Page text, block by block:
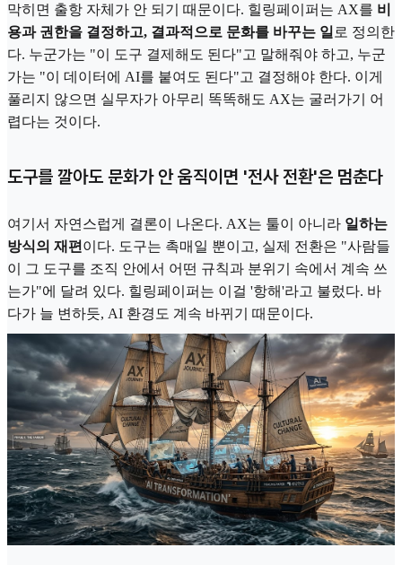
막히면 출항 자체가 안 되기 때문이다. 힐링페이퍼는 AX를 비
용과 권한을 결정하고, 결과적으로 문화를 바꾸는 일 로 정의한
다. 누군가는 "이 도구 결제해도 된다"고 말해줘야 하고, 누군
가는 "이 데이터에 AI를 붙여도 된다"고 결정해야 한다. 이게
풀리지 않으면 실무자가 아무리 똑똑해도 AX는 굴러가기 어
렵다는 것이다.
도구를 깔아도 문화가 안 움직이면 '전사 전환'은 멈춘다
여기서 자연스럽게 결론이 나온다. AX는 툴이 아니라 일하는
방식의 재편 이다. 도구는 촉매일 뿐이고, 실제 전환은 "사람들
이 그 도구를 조직 안에서 어떤 규칙과 분위기 속에서 계속 쓰
는가"에 달려 있다. 힐링페이퍼는 이걸 '항해'라고 불렀다. 바
다가 늘 변하듯, AI 환경도 계속 바뀌기 때문이다.